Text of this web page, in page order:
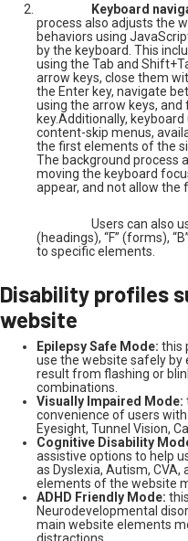
Keyboard
process also adjusts the
behaviors using
by the keyboard. This
using the Tab and
arrow keys, close them
the Enter key, navigate
using the arrow keys,
key.Additionally,
content-skip menus,
the first elements of the
The background process
moving the keyboard
appear, and not allow the
Users can also
(headings), “F” (forms),
to specific elements.
Disability profiles
website
Epilepsy Safe Mode: this
use the website safely
result from flashing or
combinations.
Visually Impaired Mode:
convenience of users
Eyesight, Tunnel Vision,
Cognitive Disability
assistive options to help
as Dyslexia, Autism,
elements of the website
ADHD Friendly Mode:
Neurodevelopmental
main website elements
distractions.